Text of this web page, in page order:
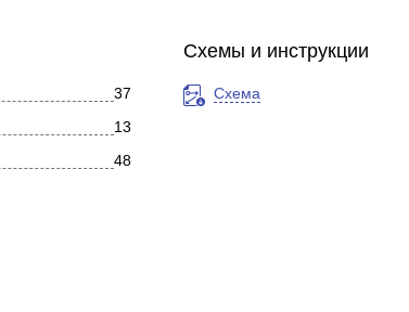
37
13
48
Золото, Серебро, Бежевый, Бордовый, Белый
Схемы и инструкции
Схема